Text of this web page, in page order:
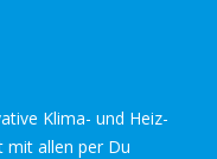
Klima- und Heiz-
mit allen per Du